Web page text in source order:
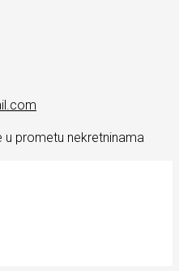
prometu nekretninama